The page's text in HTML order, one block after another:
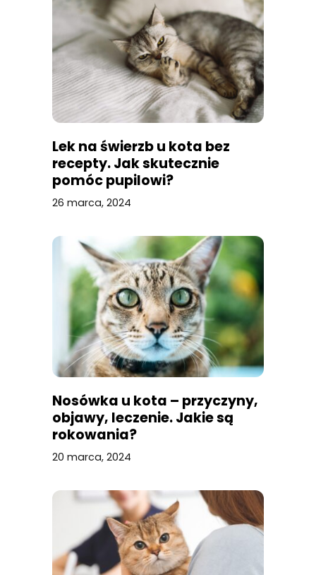
Lek na świerzb u kota bez
recepty. Jak skutecznie
pomóc pupilowi?
26 marca, 2024
Nosówka u kota – przyczyny,
objawy, leczenie. Jakie są
rokowania?
20 marca, 2024